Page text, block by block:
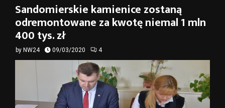
Sandomierskie kamienice zostaną
odremontowane za kwotę niemal 1 mln
400 tys. zł
by NW24 09/03/2020 4